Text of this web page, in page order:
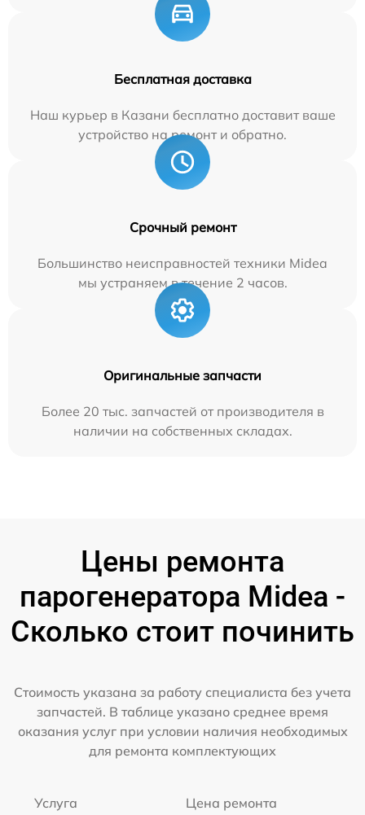
Бесплатная доставка
Наш курьер в Казани бесплатно доставит ваше
устройство на ремонт и обратно.
Срочный ремонт
Большинство неисправностей техники Midea
мы устраняем в течение 2 часов.
Оригинальные запчасти
Более 20 тыс. запчастей от производителя в
наличии на собственных складах.
Цены ремонта
парогенератора Midea -
Сколько стоит починить
Стоимость указана за работу специалиста без учета
запчастей. В таблице указано среднее время
оказания услуг при условии наличия необходимых
для ремонта комплектующих
Услуга Цена ремонта